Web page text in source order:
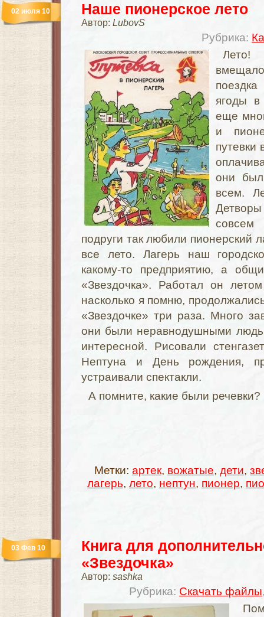
Наше пионерское лето
Автор: LubovS
Рубрика:
02 июля 10
Лето!
ягоды
еще
и
путевки
они
всем.
подруги так любили пионерский
все лето. Лагерь наш
какому-то предприятию, а
«Звездочка». Работал он
насколько я помню,
«Звездочке» три раза. Много
они были неравнодушными
интересной. Рисовали
Нептуна и День рождения,
устраивали спектакли.
А помните, какие были речевки?
Метки: артек, вожатые, дети,
лагерь, лето, нептун, пионер,
Книга для
«Звездочка»
Автор: sashka
Рубрика: Скачать файлы
03 Фев 10